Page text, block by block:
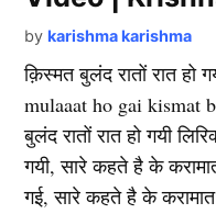
by karishma karishma
क़िस्मत बुलंद रातों रात हो
mulaaat ho gai kismat
बुलंद रातों रात हो गयी
गयी, सारे कहते है के
गई, सारे कहते है के